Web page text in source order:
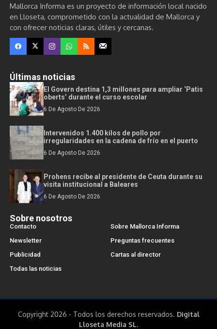
Mallorca Informa es un proyecto de información local nacido
en Lloseta, comprometido con la actualidad de Mallorca y
con ofrecer noticias claras, útiles y cercanas.
Últimas noticias
El Govern destina 1,3 millones para ampliar ‘Patis
oberts’ durante el curso escolar
6 De Agosto De 2026
Intervenidos 1.400 kilos de pollo por
irregularidades en la cadena de frío en el puerto
6 De Agosto De 2026
Prohens recibe al presidente de Ceuta durante su
visita institucional a Baleares
6 De Agosto De 2026
Sobre nosotros
Contacto
Sobre Mallorca Informa
Newsletter
Preguntas frecuentes
Publicidad
Cartas al director
Todas las noticias
Copyright 2026 - Todos los derechos reservados. Digital
Lloseta Media SL.